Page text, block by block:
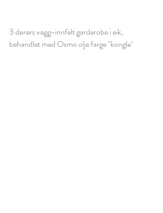
3 dørers vegg-innfelt garderobe i eik,
behandlet med Osmo olje farge "kongle"